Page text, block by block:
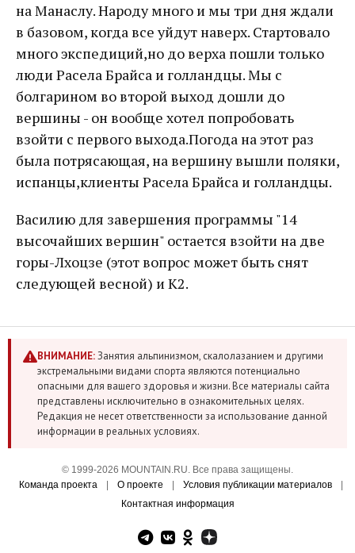
на Манаслу. Народу много и мы три дня ждали
в базовом, когда все уйдут наверх. Стартовало
много экспедиций,но до верха пошли только
люди Расела Брайса и голландцы. Мы с
болгарином во второй выход дошли до
вершины - он вообще хотел попробовать
взойти с первого выхода.Погода на этот раз
была потрясающая, на вершину вышли поляки,
испанцы,клиенты Расела Брайса и голландцы.
Василию для завершения программы "14
высочайших вершин" остается взойти на две
горы-Лхоцзе (этот вопрос может быть снят
следующей весной) и К2.
ВНИМАНИЕ:Занятия альпинизмом, скалолазанием и другими
экстремальными видами спорта являются потенциально
опасными для вашего здоровья и жизни. Все материалы сайта
представлены исключительно в ознакомительных целях.
Редакция не несет ответственности за использование данной
информации в реальных условиях.
© 1999-2026 MOUNTAIN.RU. Все права защищены.
Команда проекта
О проекте Условия публикации материалов
Контактная информация